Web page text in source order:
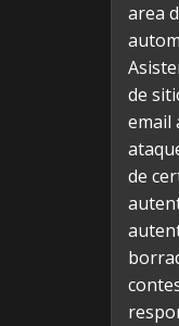
area
de
email
de